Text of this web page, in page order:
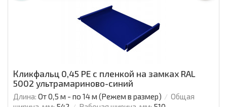
Кликфальц 0,45 PE с пленкой на замках RAL
5002 ультрамариново-синий
Длина: От 0,5 м - по 14 м (Режем в размер)
Общая